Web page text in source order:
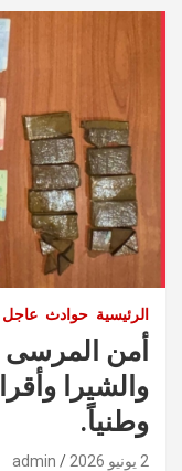
الرئيسية حوادث عاجل
أمن المرسى
والشيرا
وطنياً.
2 يونيو 2026 admin